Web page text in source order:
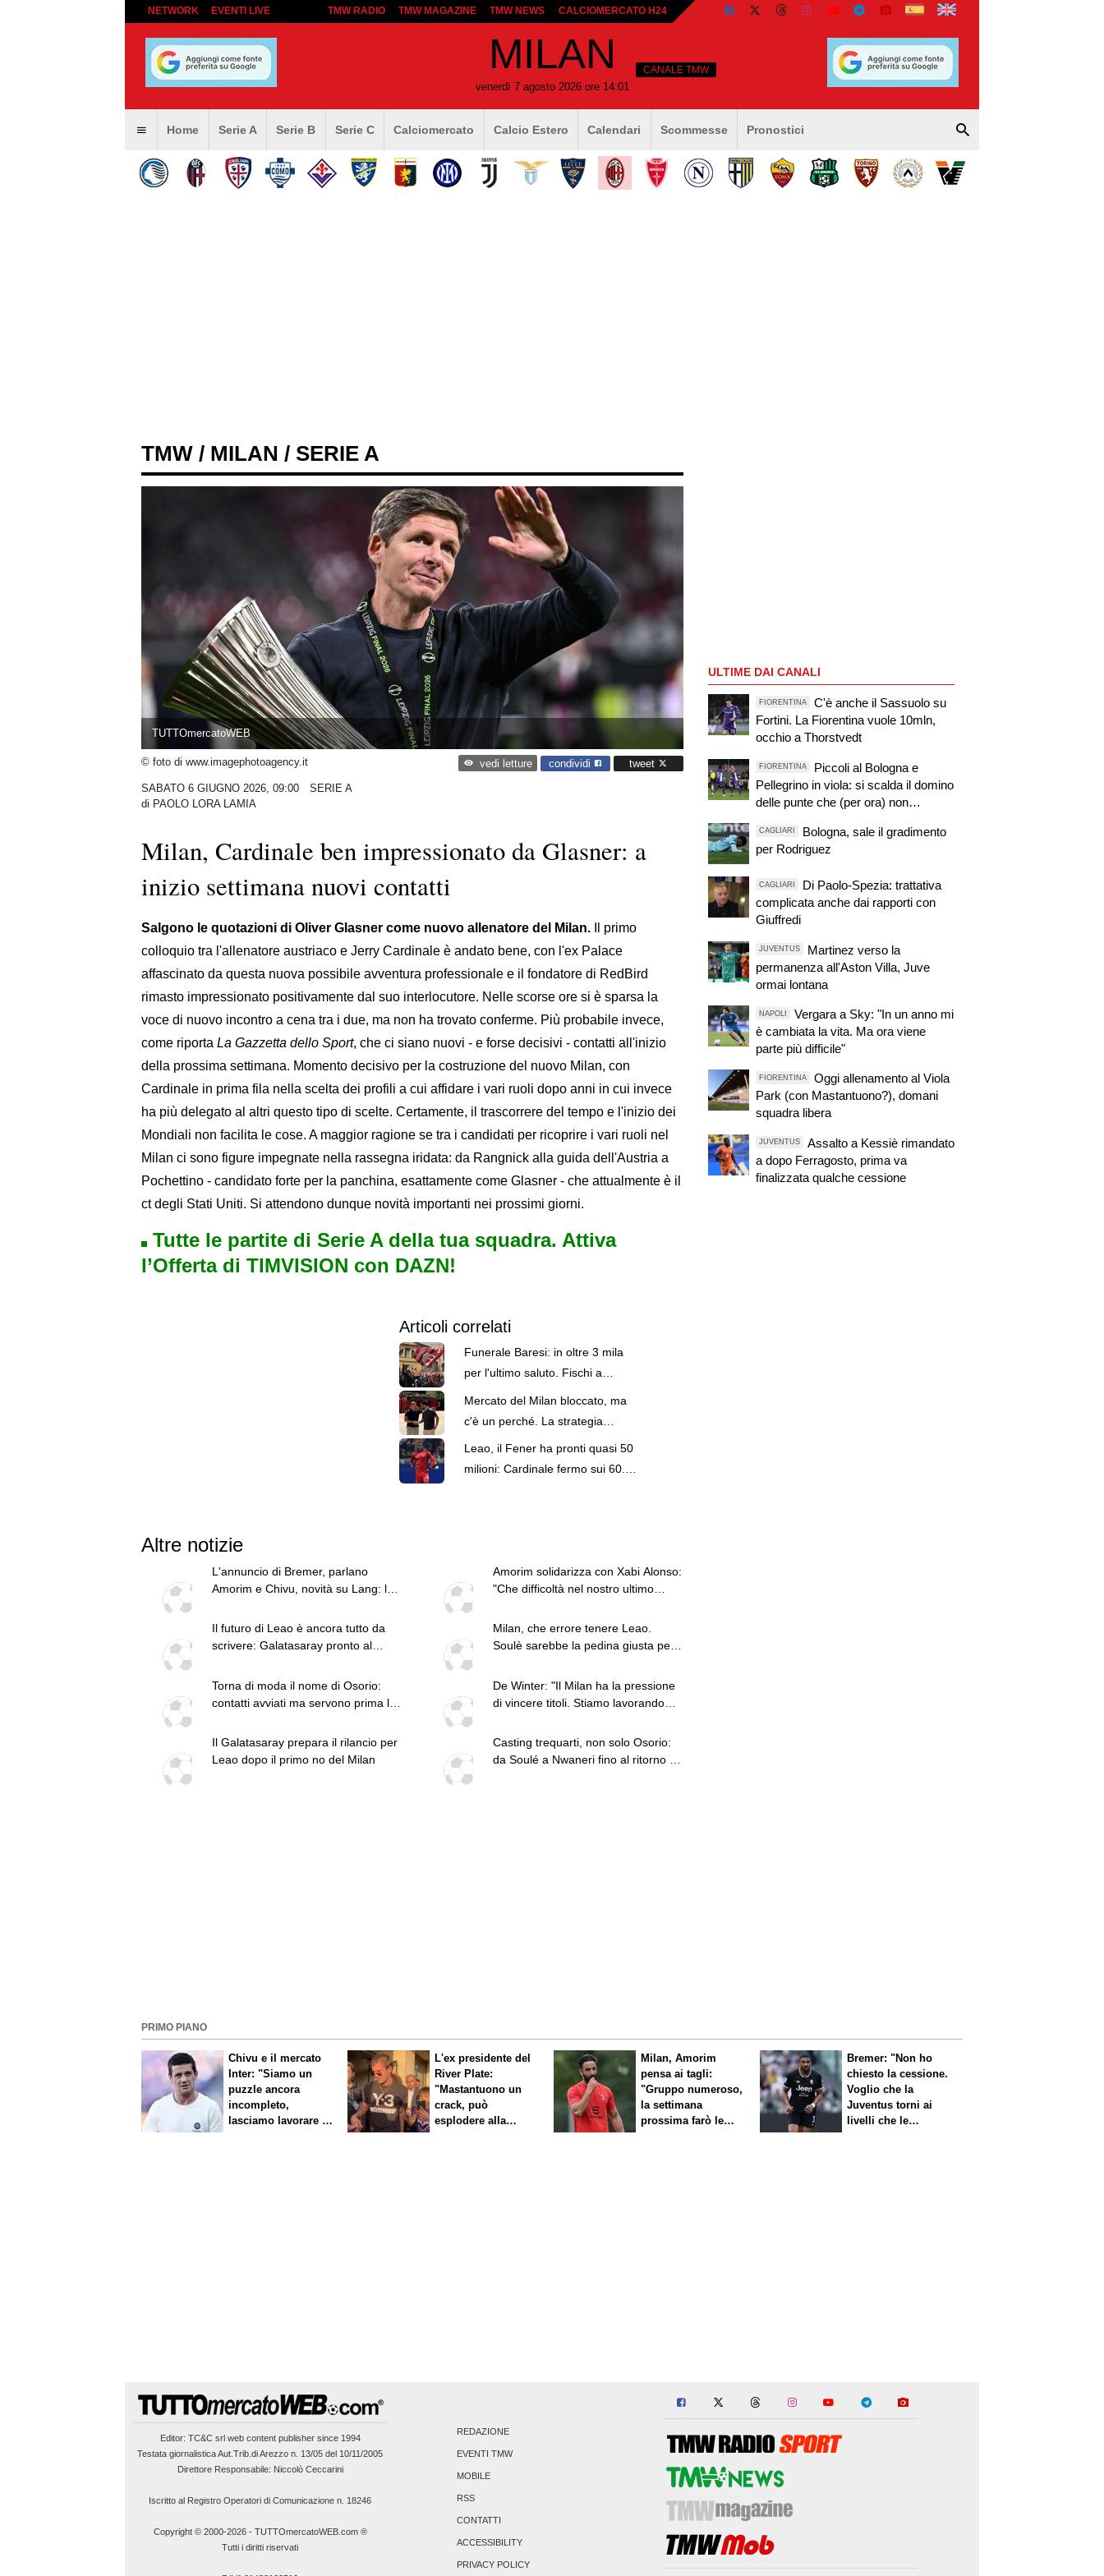
NETWORK EVENTI LIVE TMW RADIO TMW MAGAZINE TMW NEWS CALCIOMERCATO H24
MILAN
venerdì 7 agosto 2026 ore 14:01
CANALE TMW
Home Serie A Serie B Serie C Calciomercato Calcio Estero Calendari Scommesse Pronostici
TMW / MILAN / SERIE A
TUTTOmercatoWEB
© foto di www.imagephotoagency.it vedi letture condividi tweet
SABATO 6 GIUGNO 2026, 09:00
SERIE A
di PAOLO LORA LAMIA
Milan, Cardinale ben impressionato da Glasner: a
inizio settimana nuovi contatti
Salgono le quotazioni di Oliver Glasner come nuovo allenatore del Milan. Il primo
colloquio tra l'allenatore austriaco e Jerry Cardinale è andato bene, con l'ex Palace
affascinato da questa nuova possibile avventura professionale e il fondatore di RedBird
rimasto impressionato positivamente dal suo interlocutore. Nelle scorse ore si è sparsa la
voce di nuovo incontro a cena tra i due, ma non ha trovato conferme. Più probabile invece,
come riporta La Gazzetta dello Sport, che ci siano nuovi - e forse decisivi - contatti all'inizio
della prossima settimana. Momento decisivo per la costruzione del nuovo Milan, con
Cardinale in prima fila nella scelta dei profili a cui affidare i vari ruoli dopo anni in cui invece
ha più delegato al altri questo tipo di scelte. Certamente, il trascorrere del tempo e l'inizio dei
Mondiali non facilita le cose. A maggior ragione se tra i candidati per ricoprire i vari ruoli nel
Milan ci sono figure impegnate nella rassegna iridata: da Rangnick alla guida dell'Austria a
Pochettino - candidato forte per la panchina, esattamente come Glasner - che attualmente è il
ct degli Stati Uniti. Si attendono dunque novità importanti nei prossimi giorni.
Tutte le partite di Serie A della tua squadra. Attiva
l’Offerta di TIMVISION con DAZN!
Articoli correlati
Funerale Baresi: in oltre 3 mila
per l'ultimo saluto. Fischi a
Mercato del Milan bloccato, ma
c'è un perché. La strategia
Cardinale-Amorim
Leao, il Fener ha pronti quasi 50
milioni: Cardinale fermo sui 60.
Altre notizie
L'annuncio di Bremer, parlano
Amorim e Chivu, novità su Lang: le
Amorim solidarizza con Xabi Alonso:
"Che difficoltà nel nostro ultimo
Il futuro di Leao è ancora tutto da
scrivere: Galatasaray pronto al
Milan, che errore tenere Leao.
Soulè sarebbe la pedina giusta per
addio triste alla A. Pio Esposito può
spostare il valore dell’Inter. Cosa
Torna di moda il nome di Osorio:
contatti avviati ma servono prima le
De Winter: "Il Milan ha la pressione
di vincere titoli. Stiamo lavorando
Il Galatasaray prepara il rilancio per
Leao dopo il primo no del Milan
Casting trequarti, non solo Osorio:
da Soulé a Nwaneri fino al ritorno di
ULTIME DAI CANALI
FIORENTINA
C'è anche il Sassuolo su
Fortini. La Fiorentina vuole 10mln,
occhio a Thorstvedt
FIORENTINA
Piccoli al Bologna e
Pellegrino in viola: si scalda il domino
delle punte che (per ora) non
CAGLIARI
Bologna, sale il gradimento
per Rodriguez
CAGLIARI
Di Paolo-Spezia: trattativa
complicata anche dai rapporti con
Giuffredi
JUVENTUS
Martinez verso la
permanenza all'Aston Villa, Juve
ormai lontana
NAPOLI
Vergara a Sky: "In un anno mi
è cambiata la vita. Ma ora viene
parte più difficile"
FIORENTINA
Oggi allenamento al Viola
Park (con Mastantuono?), domani
squadra libera
JUVENTUS
Assalto a Kessiè rimandato
a dopo Ferragosto, prima va
finalizzata qualche cessione
PRIMO PIANO
Chivu e il mercato
Inter: "Siamo un
puzzle ancora
incompleto,
lasciamo lavorare i
L'ex presidente del
River Plate:
"Mastantuono un
crack, può
esplodere alla
Milan, Amorim
pensa ai tagli:
"Gruppo numeroso,
la settimana
prossima farò le
Bremer: "Non ho
chiesto la cessione.
Voglio che la
Juventus torni ai
livelli che le
Editor: TC&C srlweb content publisher since 1994
Testata giornalistica Aut.Trib.di Arezzo n. 13/05 del 10/11/2005
Direttore Responsabile: Niccolò Ceccarini
Iscritto al Registro Operatori di Comunicazione n. 18246
Copyright © 2000-2026- TUTTOmercatoWEB.com ®
Tutti i diritti riservati
REDAZIONE
EVENTI TMW
MOBILE
RSS
CONTATTI
ACCESSIBILITY
PRIVACY POLICY